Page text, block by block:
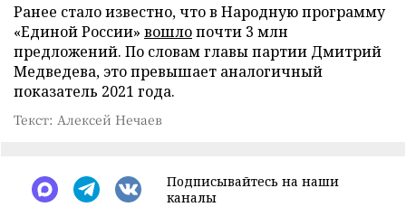
Ранее стало известно, что в Народную программу
«Единой России» вошлопочти 3 млн
предложений. По словам главы партии Дмитрий
Медведева, это превышает аналогичный
показатель 2021 года.
Текст: Алексей Нечаев
Подписывайтесь на наши
каналы